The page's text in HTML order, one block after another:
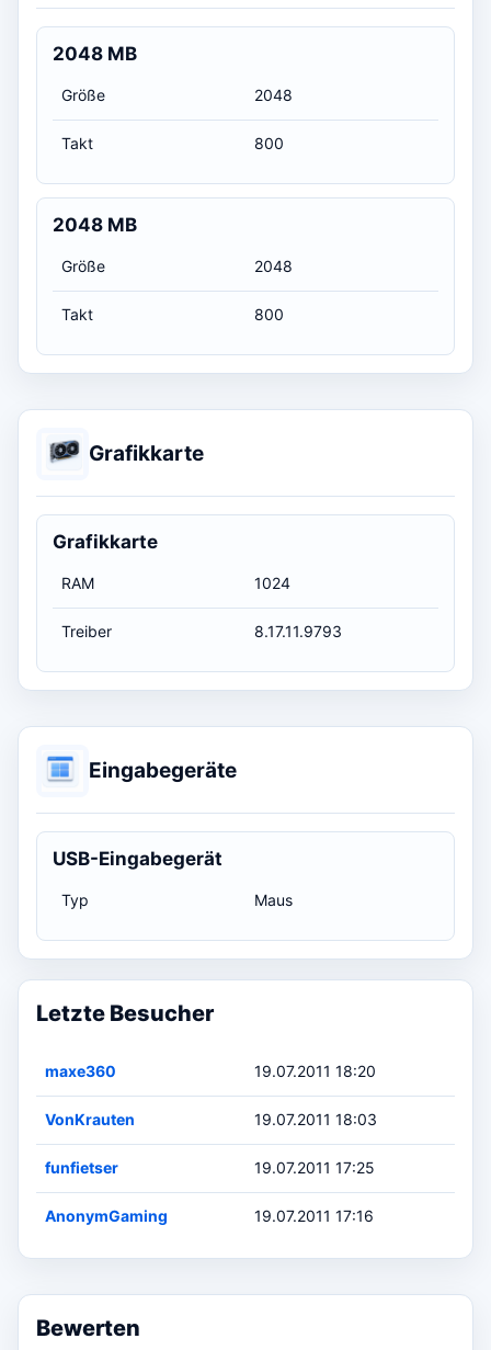
2048 MB
Größe 2048
Takt 800
2048 MB
Größe 2048
Takt 800
Grafikkarte
Grafikkarte
RAM 1024
Treiber 8.17.11.9793
Eingabegeräte
USB-Eingabegerät
Typ Maus
Letzte Besucher
maxe360 19.07.2011 18:20
VonKrauten 19.07.2011 18:03
funfietser 19.07.2011 17:25
AnonymGaming 19.07.2011 17:16
Bewerten